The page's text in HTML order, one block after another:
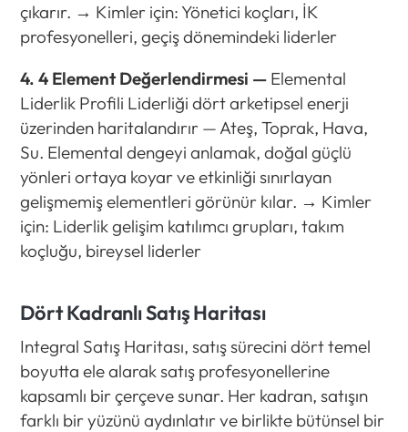
çıkarır. → Kimler için: Yönetici koçları, İK
profesyonelleri, geçiş dönemindeki liderler
4. 4 Element Değerlendirmesi — Elemental
Liderlik Profili Liderliği dört arketipsel enerji
üzerinden haritalandırır — Ateş, Toprak, Hava,
Su. Elemental dengeyi anlamak, doğal güçlü
yönleri ortaya koyar ve etkinliği sınırlayan
gelişmemiş elementleri görünür kılar. → Kimler
için: Liderlik gelişim katılımcı grupları, takım
koçluğu, bireysel liderler
Dört Kadranlı Satış Haritası
Integral Satış Haritası, satış sürecini dört temel
boyutta ele alarak satış profesyonellerine
kapsamlı bir çerçeve sunar. Her kadran, satışın
farklı bir yüzünü aydınlatır ve birlikte bütünsel bir